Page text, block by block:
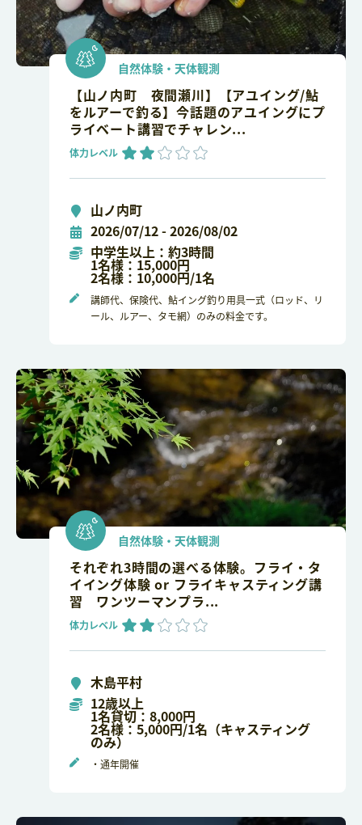
自然体験・天体観測
【山ノ内町 夜間瀬川】【アユイング/鮎
をルアーで釣る】今話題のアユイングにプ
ライベート講習でチャレン...
体力レベル
山ノ内町
2026/07/12 - 2026/08/02
中学生以上：約3時間
1名様：15,000円
2名様：10,000円/1名
講師代、保険代、鮎イング釣り用具一式（ロッド、リ
ール、ルアー、タモ網）のみの料金です。
自然体験・天体観測
それぞれ3時間の選べる体験。フライ・タ
イイング体験 or フライキャスティング講
習 ワンツーマンプラ...
体力レベル
木島平村
12歳以上
1名貸切：8,000円
2名様：5,000円/1名（キャスティング
のみ）
・通年開催